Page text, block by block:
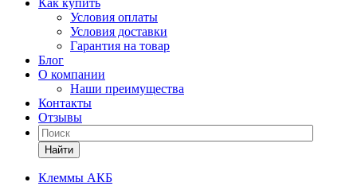
Как купить
Условия оплаты
Условия доставки
Гарантия на товар
Блог
О компании
Наши преимущества
Контакты
Отзывы
Найти
Клеммы АКБ